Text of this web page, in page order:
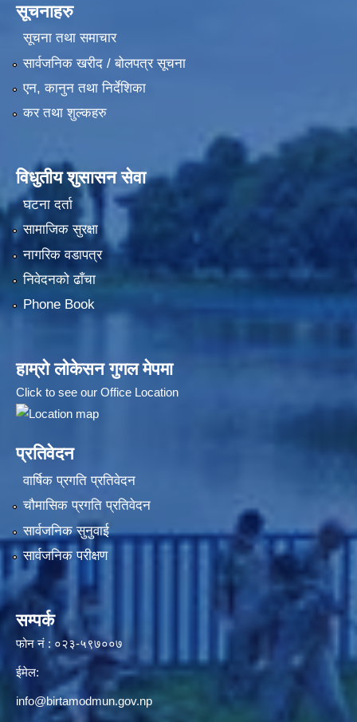
सूचनाहरु
सूचना तथा समाचार
सार्वजनिक खरीद / बोलपत्र सूचना
एन, कानुन तथा निर्देशिका
कर तथा शुल्कहरु
विधुतीय शुसासन सेवा
घटना दर्ता
सामाजिक सुरक्षा
नागरिक वडापत्र
निवेदनको ढाँचा
Phone Book
हाम्रो लोकेसन गुगल मेपमा
Click to see our Office Location
प्रतिवेदन
वार्षिक प्रगति प्रतिवेदन
चौमासिक प्रगति प्रतिवेदन
सार्वजनिक सुनुवाई
सार्वजनिक परीक्षण
सम्पर्क
फोन नं : ०२३-५९७००७
ईमेल:
info@birtamodmun.gov.np